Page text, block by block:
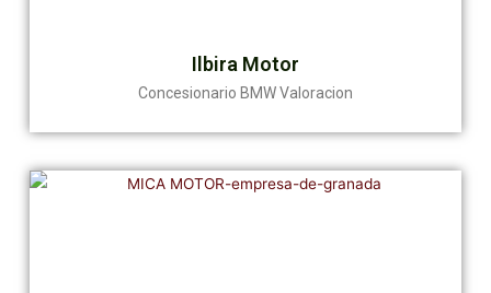
Ilbira Motor
Concesionario BMW Valoracion